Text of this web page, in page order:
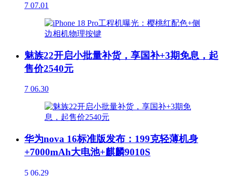
7 07.01
魅族22开启小批量补货，享国补+3期免息，起
售价2540元
7 06.30
华为nova 16标准版发布：199克轻薄机身
+7000mAh大电池+麒麟9010S
5 06.29